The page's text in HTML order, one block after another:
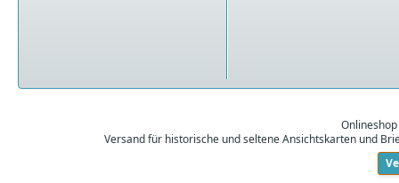
Versand für historische und seltene Ansichtskarten und